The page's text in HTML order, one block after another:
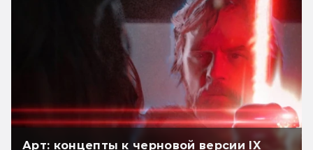
Арт: концепты к черновой версии IX